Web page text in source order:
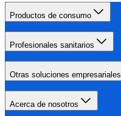
Productos de consumo
Profesionales sanitarios
Otras soluciones empresariales
Acerca de nosotros